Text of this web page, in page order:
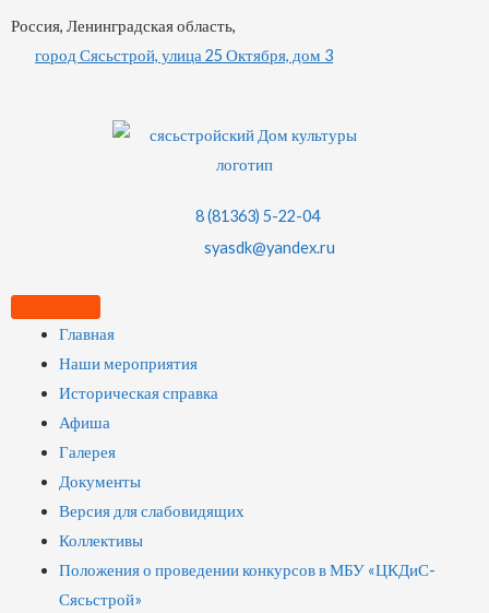
Россия, Ленинградская область,
город Сясьстрой, улица 25 Октября, дом 3
8 (81363) 5-22-04
syasdk@yandex.ru
Главная
Наши мероприятия
Историческая справка
Афиша
Галерея
Документы
Версия для слабовидящих
Коллективы
Положения о проведении конкурсов в МБУ «ЦКДиС-
Сясьстрой»